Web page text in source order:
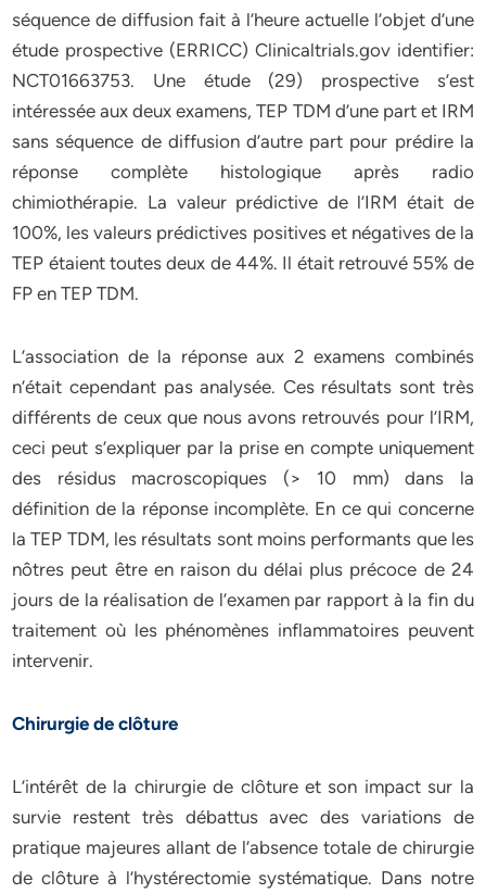
séquence de diffusion fait à l’heure actuelle l’objet d’une
étude prospective (ERRICC) Clinicaltrials.gov identifier:
NCT01663753. Une étude (29) prospective s’est
intéressée aux deux examens, TEP TDM d’une part et IRM
sans séquence de diffusion d’autre part pour prédire la
réponse complète histologique après radio
chimiothérapie. La valeur prédictive de l’IRM était de
100%, les valeurs prédictives positives et négatives de la
TEP étaient toutes deux de 44%. Il était retrouvé 55% de
FP en TEP TDM.
L’association de la réponse aux 2 examens combinés
n’était cependant pas analysée. Ces résultats sont très
différents de ceux que nous avons retrouvés pour l’IRM,
ceci peut s’expliquer par la prise en compte uniquement
des résidus macroscopiques (> 10 mm) dans la
définition de la réponse incomplète. En ce qui concerne
la TEP TDM, les résultats sont moins performants que les
nôtres peut être en raison du délai plus précoce de 24
jours de la réalisation de l’examen par rapport à la fin du
traitement où les phénomènes inflammatoires peuvent
intervenir.
Chirurgie de clôture
L’intérêt de la chirurgie de clôture et son impact sur la
survie restent très débattus avec des variations de
pratique majeures allant de l’absence totale de chirurgie
de clôture à l’hystérectomie systématique. Dans notre